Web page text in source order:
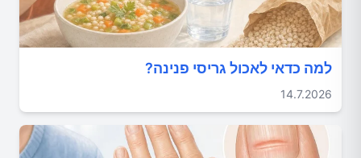
למה כדאי לאכול גריסי פנינה?
14.7.2026